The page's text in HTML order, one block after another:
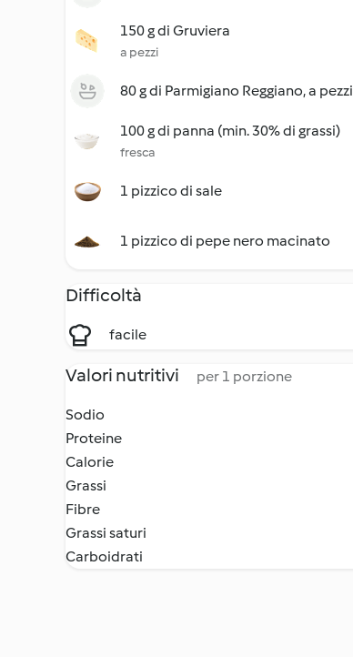
150 g di Gruviera
a pezzi
80 g di Parmigiano Reggiano, a pezzi
100 g di panna (min. 30% di grassi)
fresca
1 pizzico di sale
1 pizzico di pepe nero macinato
Difficoltà
facile
Valori nutritivi per 1 porzione
Sodio
Proteine
Calorie
Grassi
Fibre
Grassi saturi
Carboidrati